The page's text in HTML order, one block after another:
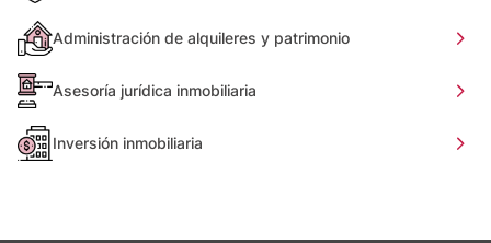
Administración de alquileres y patrimonio
Asesoría jurídica inmobiliaria
Inversión inmobiliaria